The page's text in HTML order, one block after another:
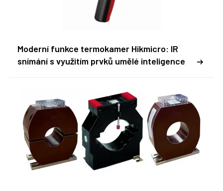
Moderní funkce termokamer Hikmicro: IR
snímání s využitím prvků umělé inteligence